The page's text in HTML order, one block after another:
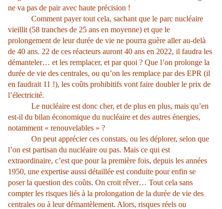
ne va pas de pair avec haute précision !
Comment payer tout cela, sachant que le parc nucléaire
vieillit (58 tranches de 25 ans en moyenne) et que le
prolongement de leur durée de vie ne pourra guère aller au-delà
de 40 ans. 22 de ces réacteurs auront 40 ans en 2022, il faudra les
démanteler… et les remplacer, et par quoi ? Que l’on prolonge la
durée de vie des centrales, ou qu’on les remplace par des EPR (il
en faudrait 11 !), les coûts prohibitifs vont faire doubler le prix de
l’électricité.
Le nucléaire est donc cher, et de plus en plus, mais qu’en
est-il du bilan économique du nucléaire et des autres énergies,
notamment « renouvelables » ?
On peut apprécier ces constats, ou les déplorer, selon que
l’on est partisan du nucléaire ou pas. Mais ce qui est
extraordinaire, c’est que pour la première fois, depuis les années
1950, une expertise aussi détaillée est conduite pour enfin se
poser la question des coûts. On croit rêver… Tout cela sans
compter les risques liés à la prolongation de la durée de vie des
centrales ou à leur démantèlement. Alors, risques réels ou